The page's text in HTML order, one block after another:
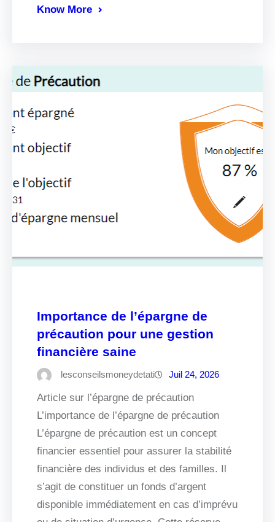
Know More
Importance de l’épargne de
précaution pour une gestion
financière saine
lesconseilsmoneydetati Juil 24, 2026
Article sur l’épargne de précaution
L’importance de l’épargne de précaution
L’épargne de précaution est un concept
financier essentiel pour assurer la stabilité
financière des individus et des familles. Il
s’agit de constituer un fonds d’argent
disponible immédiatement en cas d’imprévu